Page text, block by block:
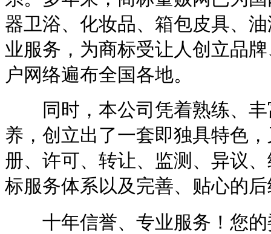
器卫浴、化妆品、箱包皮具、
业服务，为商标受让人创立品
户网络遍布全国各地。
同时，本公司凭着熟练、丰
养，创立出了一套即独具特色
册、许可、转让、监测、异议
标服务体系以及完善、贴心的
十年信誉、专业服务！您的